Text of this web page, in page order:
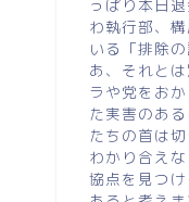
っぱり本日
わ執行部、
いる「排除
あ、それと
ラや党をお
た実害のあ
たちの首は
わかり合え
協点を見つ